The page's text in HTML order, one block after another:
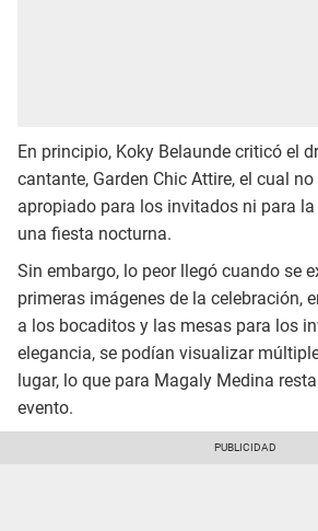
En principio, Koky Belaunde criticó el
cantante, Garden Chic Attire, el cual
apropiado para los invitados ni para
una fiesta nocturna.
Sin embargo, lo peor llegó cuando se
primeras imágenes de la celebración,
a los bocaditos y las mesas para los
elegancia, se podían visualizar
lugar, lo que para Magaly Medina
evento.